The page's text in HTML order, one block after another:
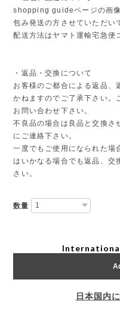
shopping guideページの画
包み発送の方させていただい
配送方法はヤマト運輸宅急便
・返品・交換について
お客様のご都合による返品、
かねますのでご了承下さい。
お問い合わせ下さい。
不良品の場合は良品と交換さ
にご連絡下さい。
一度でもご使用になられた場
はいかなる場合でも返品、交
さい。
数量
日本国内